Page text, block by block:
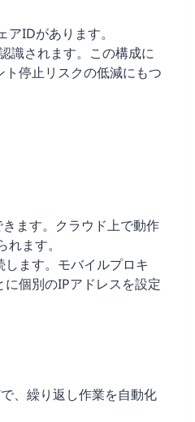
IDがあります。
識されます。この構成に
停止リスクの低減にもつ
ます。クラウド上で動作
ます。
ます。モバイルプロキ
個別のIPアドレスを設定
、繰り返し作業を自動化